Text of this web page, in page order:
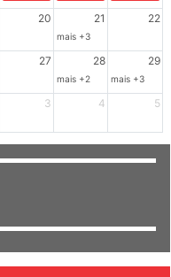
20 21 22
mais +3
27 28 29
mais +2 mais +3
3 4 5